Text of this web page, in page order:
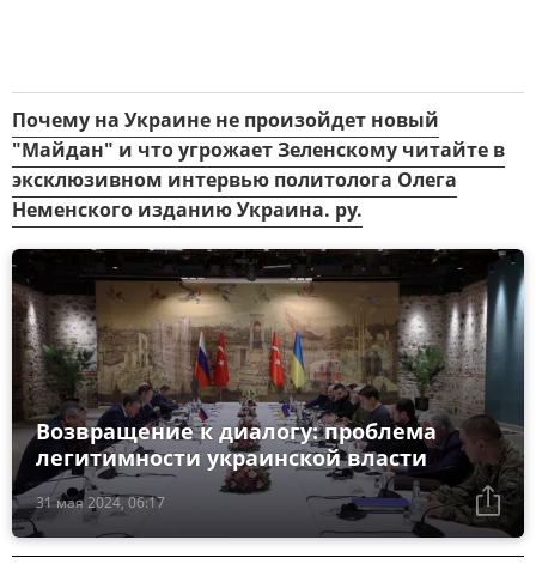
Почему на Украине не произойдет новый
"Майдан" и что угрожает Зеленскому читайте в
эксклюзивном интервью политолога Олега
Неменского изданию Украина. ру.
31 мая 2024, 06:17
Возвращение к диалогу: проблема
легитимности украинской власти